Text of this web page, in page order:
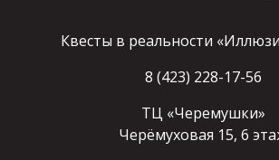
Квесты в реальности
8 (423) 228-17-56
ТЦ «Черемушки»
Черёмуховая 15, 6